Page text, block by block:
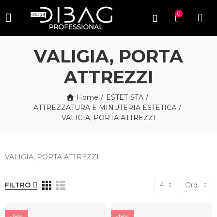
0
VALIGIA, PORTA
ATTREZZI
Home
ESTETISTA
ATTREZZATURA E MINUTERIA ESTETICA
VALIGIA, PORTA ATTREZZI
VALIGIA, PORTA ATTREZZI
FILTRO 4 Ord.